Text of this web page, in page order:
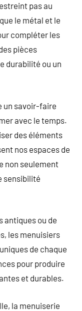
pas au
le métal et le
compléter les
pièces
durabilité ou un
un savoir-faire
avec le temps.
des éléments
nos espaces de
non seulement
sensibilité
antiques ou de
les menuisiers
de chaque
pour produire
et durables.
la menuiserie